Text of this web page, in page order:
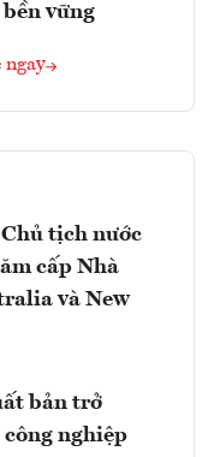
vững
ngay
tịch nước
cấp Nhà
và New
bản trở
nghiệp